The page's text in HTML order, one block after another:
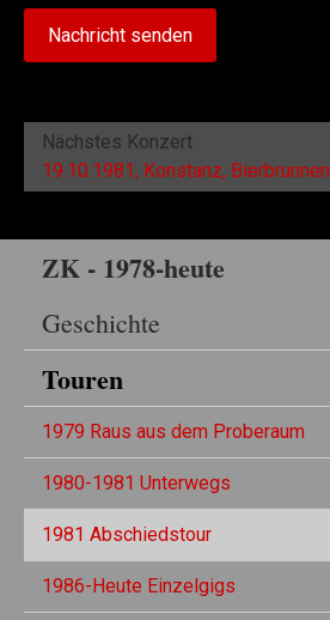
Nachricht senden
Nächstes Konzert
19.10.1981, Konstanz, Bierbrunnen
ZK - 1978-heute
Geschichte
Touren
1979 Raus aus dem Proberaum
1980-1981 Unterwegs
1981 Abschiedstour
1986-Heute Einzelgigs